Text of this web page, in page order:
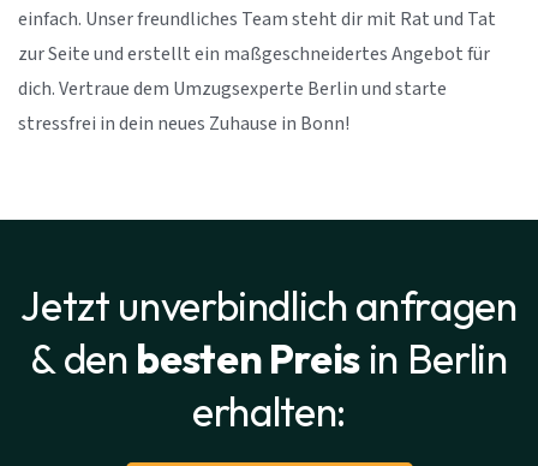
einfach. Unser freundliches Team steht dir mit Rat und Tat
zur Seite und erstellt ein maßgeschneidertes Angebot für
dich. Vertraue dem Umzugsexperte Berlin und starte
stressfrei in dein neues Zuhause in Bonn!
Jetzt unverbindlich anfragen
& den besten Preis in Berlin
erhalten: